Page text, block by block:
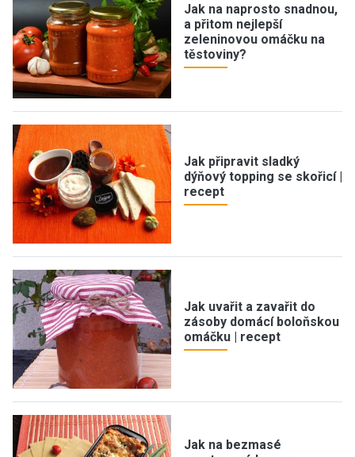
Jak na naprosto snadnou,
a přitom nejlepší
zeleninovou omáčku na
těstoviny?
Jak připravit sladký
dýňový topping se skořicí |
recept
Jak uvařit a zavařit do
zásoby domácí boloňskou
omáčku | recept
Jak na bezmasé